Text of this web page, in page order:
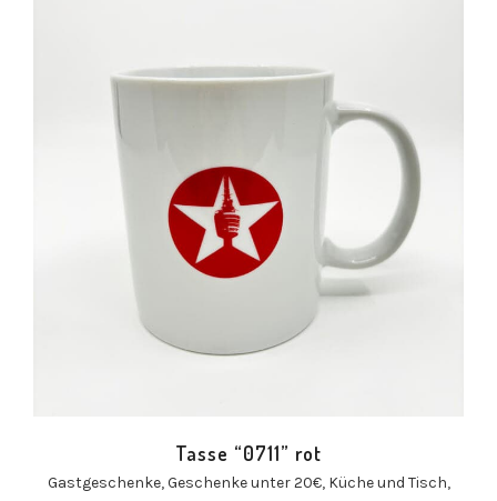
Tasse “0711” rot
Gastgeschenke,Geschenke unter 20€, Küche und Tisch,